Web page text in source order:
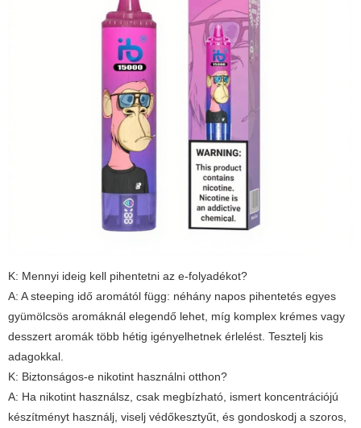
K: Mennyi ideig kell pihentetni az e-folyadékot?
A: A steeping idő aromától függ: néhány napos pihentetés egyes
gyümölcsös aromáknál elegendő lehet, míg komplex krémes vagy
desszert aromák több hétig igényelhetnek érlelést. Tesztelj kis
adagokkal.
K: Biztonságos-e nikotint használni otthon?
A: Ha nikotint használsz, csak megbízható, ismert koncentrációjú
készítményt használj, viselj védőkesztyűt, és gondoskodj a szoros,